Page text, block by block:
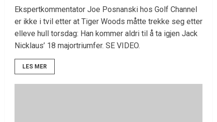
Ekspertkommentator Joe Posnanski hos Golf Channel
er ikke i tvil etter at Tiger Woods måtte trekke seg etter
elleve hull torsdag: Han kommer aldri til å ta igjen Jack
Nicklaus’ 18 majortriumfer. SE VIDEO.
LES MER